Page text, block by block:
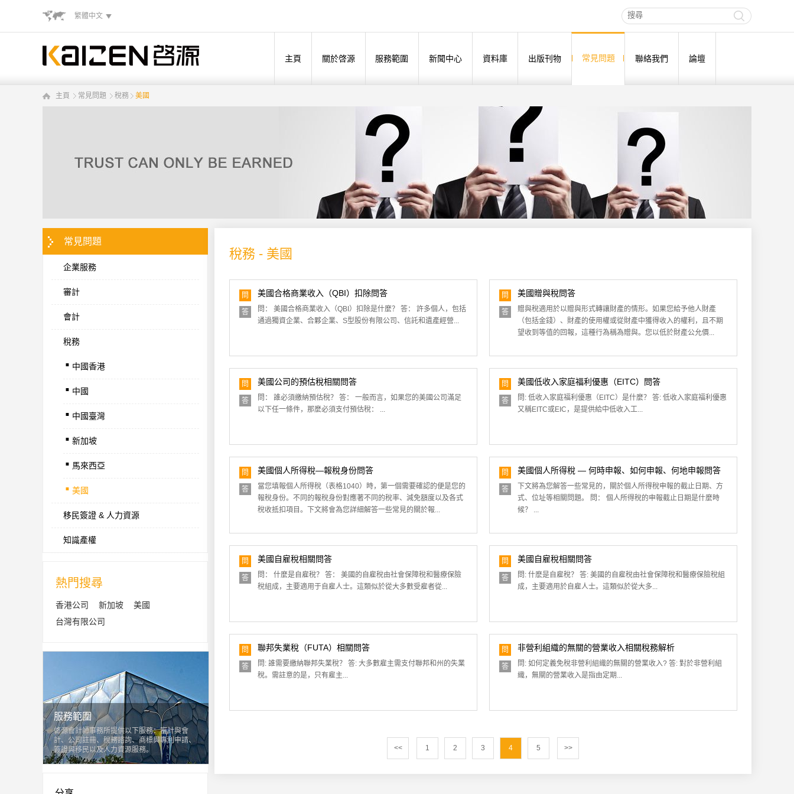
繁體中文
主頁 關於啓源 服務範圍 新聞中心 資料庫 出版刊物 常見問題 聯絡我們 論壇
主頁 常見問題 稅務 美國
常見問題
企業服務
審計
會計
稅務
.中國香港
. 中國
. 中國臺灣
. 新加坡
. 馬來西亞
. 美國
移民簽證 & 人力資源
知識產權
熱門搜尋
香港公司 新加坡
美國
台灣有限公司
服務範圍
啓源會計師事務所提供以下服務：審計與會
計、公司註冊、稅務諮詢、商標與專利申請、
簽證與移民以及人力資源服務。
稅務 - 美國
問 美國合格商業收入（QBI）扣除問答
答
問： 美國合格商業收入（QBI）扣除是什麼？ 答： 許多個人，包括
通過獨資企業、合夥企業、S型股份有限公司、信託和遺產經營...
問 美國贈與稅問答
答
贈與稅適用於以贈與形式轉讓財產的情形。如果您給予他人財產
（包括金錢）、財產的使用權或從財產中獲得收入的權利，且不期
望收到等值的回報，這種行為稱為贈與。您以低於財產公允價...
問 美國公司的預估稅相關問答
答
問： 誰必須繳納預估稅？ 答： 一般而言，如果您的美國公司滿足
以下任一條件，那麼必須支付預估稅： ...
問 美國低收入家庭福利優惠（EITC）問答
答
問: 低收入家庭福利優惠（EITC）是什麼？ 答: 低收入家庭福利優惠
又稱EITC或EIC，是提供給中低收入工...
問 美國個人所得稅—報稅身份問答
答
當您填報個人所得稅（表格1040）時，第一個需要確認的便是您的
報稅身份。不同的報稅身份對應著不同的稅率、減免額度以及各式
稅收抵扣項目。下文將會為您詳細解答一些常見的關於報...
問 美國個人所得稅 — 何時申報、如何申報、何地申報問答
答
下文將為您解答一些常見的，關於個人所得稅申報的截止日期、方
式、位址等相關問題。 問： 個人所得稅的申報截止日期是什麼時
候？ ...
問 美國自雇稅相關問答
答
問： 什麼是自雇稅？ 答： 美國的自雇稅由社會保障稅和醫療保險
稅組成，主要適用于自雇人士。這類似於從大多數受雇者從...
問 美國自雇稅相關問答
答
問: 什麽是自雇稅？ 答: 美國的自雇稅由社會保障稅和醫療保險稅組
成，主要適用於自雇人士。這類似於從大多...
問 聯邦失業稅（FUTA）相關問答
答
問: 誰需要繳納聯邦失業稅？ 答: 大多數雇主需支付聯邦和州的失業
稅。需註意的是，只有雇主...
問 非營利組織的無關的營業收入相關稅務解析
答
問: 如何定義免稅非營利組織的無關的營業收入? 答: 對於非營利組
織，無關的營業收入是指由定期...
<< 1 2 3 4 5 >>